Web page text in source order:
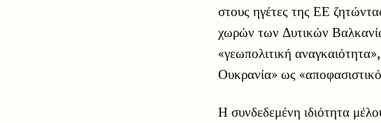
στους ηγέτες της ΕΕ
χωρών των Δυτικών
«γεωπολιτική
Ουκρανία» ως
Η συνδεδεμένη ιδιότητα